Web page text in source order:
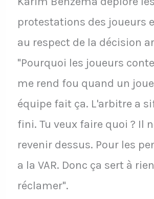
protestations des joueurs
au respect de la décision
"Pourquoi les joueurs
me rend fou quand un
équipe fait ça. L'arbitre a
fini. Tu veux faire quoi ? Il
revenir dessus. Pour les
a la VAR. Donc ça sert à
réclamer".